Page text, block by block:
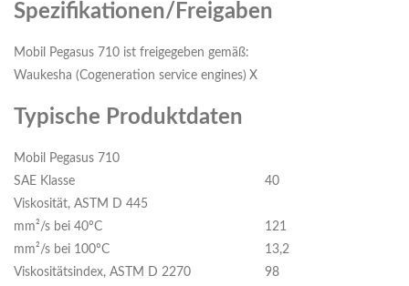
Spezifikationen/Freigaben
Mobil Pegasus 710 ist freigegeben gemäß:
Waukesha (Cogeneration service engines) X
Typische Produktdaten
Mobil Pegasus 710
SAE Klasse
40
Viskosität, ASTM D 445
mm²/s bei 40ºC
121
mm²/s bei 100ºC
13,2
Viskositätsindex, ASTM D 2270
98